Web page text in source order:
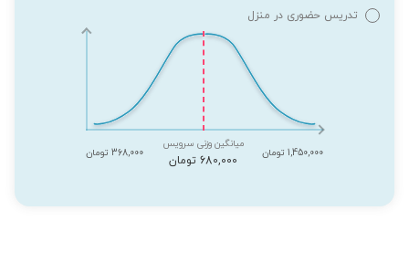
تدریس حضوری در منزل
1,450,000 تومان
میانگین وزنی سرویس
680,000 تومان
368,000 تومان